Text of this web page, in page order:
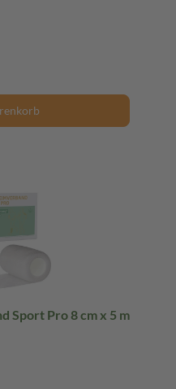
Sport Pro 8 cm x 5 m